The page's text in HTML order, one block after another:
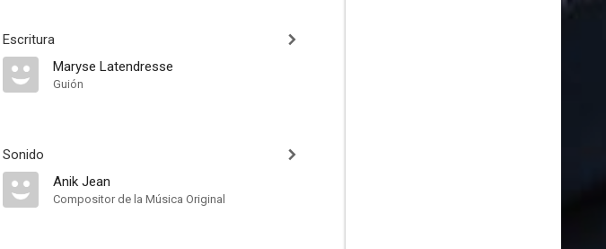
Escritura
Maryse Latendresse
Guión
Sonido
Anik Jean
Compositor de la Música Original